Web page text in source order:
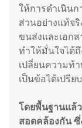
ให้การดำเนิน
ส่วนอย่างแท้จ
ขนส่งและเอก
ทำให้มั่นใจได้
เปลี่ยนความท้
เป็นข้อได้เปรี
โดยพื้นฐานแล้
สอดคล้องกัน ซึ่